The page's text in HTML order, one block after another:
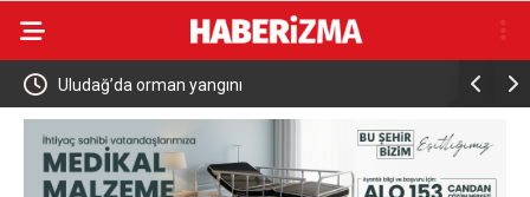
Uludağ’da orman yangını MHP